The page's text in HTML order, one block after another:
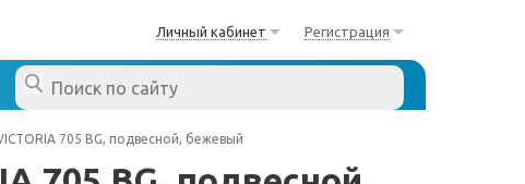
Личный кабинет Регистрация
705 BG, подвесной, бежевый